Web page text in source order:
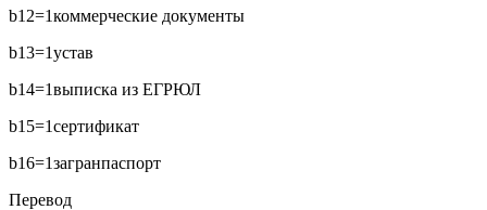
b12=1коммерческие документы
b13=1устав
b14=1выписка из ЕГРЮЛ
b15=1сертификат
b16=1загранпаспорт
Перевод